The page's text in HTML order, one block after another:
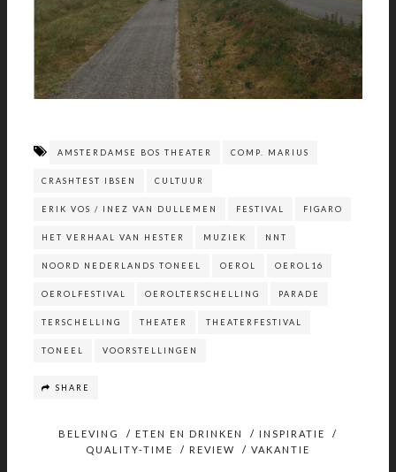
AMSTERDAMSE BOS THEATER COMP. MARIUS
CRASHTEST IBSEN CULTUUR
ERIK VOS / INEZ VAN DULLEMEN FESTIVAL FIGARO
HET VERHAAL VAN HESTER MUZIEK NNT
NOORD NEDERLANDS TONEEL OEROL OEROL16
OEROLFESTIVAL OEROLTERSCHELLING PARADE
TERSCHELLING THEATER THEATERFESTIVAL
TONEEL VOORSTELLINGEN
SHARE
BELEVING / ETEN EN DRINKEN / INSPIRATIE
/
QUALITY-TIME
/ REVIEW / VAKANTIE